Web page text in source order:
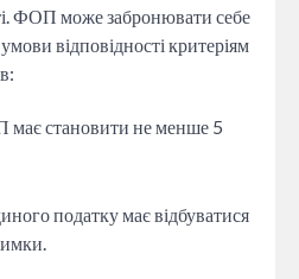
ФОП може забронювати себе
відповідності критеріям
має становити не менше 5
податку має відбуватися